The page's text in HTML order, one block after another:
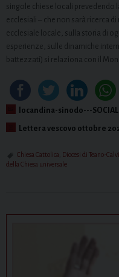
singole chiese locali prevedendo
ecclesiali – che non sarà ricerca
ecclesiale locale, sulla storia di
esperienze, sulle dinamiche
battezzati) si relaziona con il
locandina-sinodo---
Lettera vescovo ottobre
Chiesa Cattolica Diocesi di Teano-Calvi
della Chiesa universale